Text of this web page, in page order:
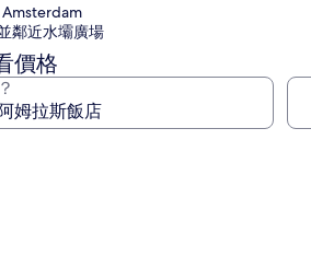
鄰近水壩廣場
價格